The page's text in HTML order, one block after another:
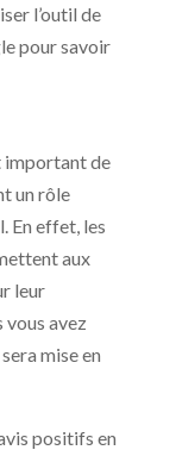
l’outil de
pour savoir
important de
un rôle
En effet, les
aux
leur
vous avez
mise en
positifs en